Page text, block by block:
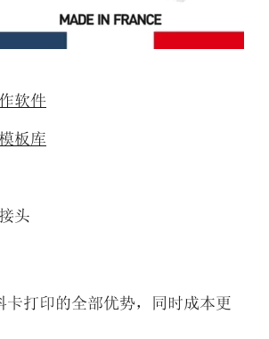
软件
板库
头
卡打印的全部优势，同时成本更